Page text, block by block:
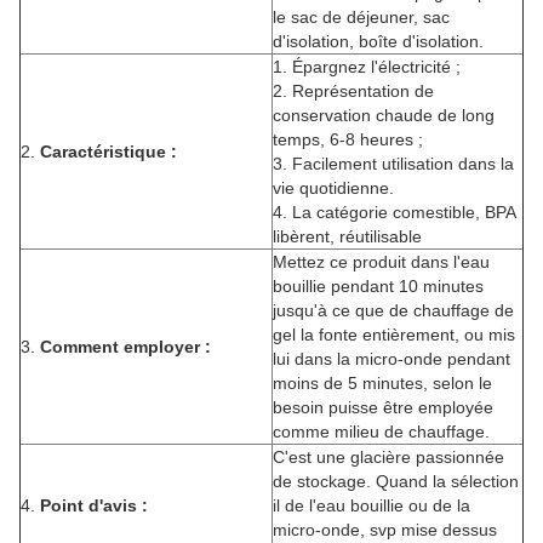
le sac de déjeuner, sac
d'isolation, boîte d'isolation.
2. Caractéristique :
1. Épargnez l'électricité ;
2. Représentation de
conservation chaude de long
temps, 6-8 heures ;
3. Facilement utilisation dans la
vie quotidienne.
4. La catégorie comestible, BPA
libèrent, réutilisable
3. Comment employer :
Mettez ce produit dans l'eau
bouillie pendant 10 minutes
jusqu'à ce que de chauffage de
gel la fonte entièrement, ou mis
lui dans la micro-onde pendant
moins de 5 minutes, selon le
besoin puisse être employée
comme milieu de chauffage.
4. Point d'avis :
C'est une glacière passionnée
de stockage. Quand la sélection
il de l'eau bouillie ou de la
micro-onde, svp mise dessus